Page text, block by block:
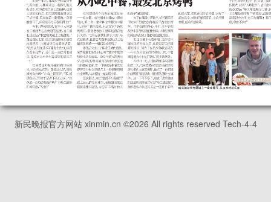
新民晚报官方网站 xinmin.cn ©2026 All rights reserved Tech-4-4